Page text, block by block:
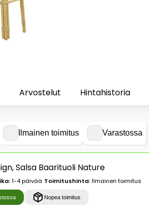
Arvostelut Hintahistoria
Ilmainen toimitus Varastossa
Salsa Baarituoli Nature
1-4 päivää Toimitushinta:Ilmainen toimitus
Nopea toimitus